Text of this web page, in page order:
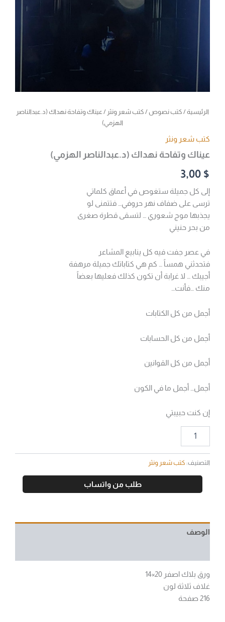
الرئيسية/ كتب نصوص / كتب شعر ونثر / عيناك وتفاحة نهداك (د.عبدالناصر
الهزمي)
كتب شعر ونثر
عيناك وتفاحة نهداك (د.عبدالناصر الهزمي)
3,00 $
إلى كل جميلة ستغوص في أعماق كلماتي
ترسى على ضفاف نهر حروفي… فتتمنى لو
يجذبها موج شعوري … لتسقى قطرة صغرى
من بحر حنيني
في عصر جفت فيه كل ينابيع المشاعر
فتحدثني همساً … كم هي كتاباتك جميلة مرهفة
أجيبك … لا غرابة أن تكون كذلك فعليها بعضاً
منك …فأنت…
أجمل من كل الكتابات
أجمل من كل الحسابات
أجمل من كل القوانين
أجمل… أجمل ما في الكون
إن كنت حبيبتي
التصنيف: كتب شعر ونثر
طلب من واتساب
الوصف
ورق بلاك اصفر 20×14
غلاف ثلاثة لون
216 صفحة